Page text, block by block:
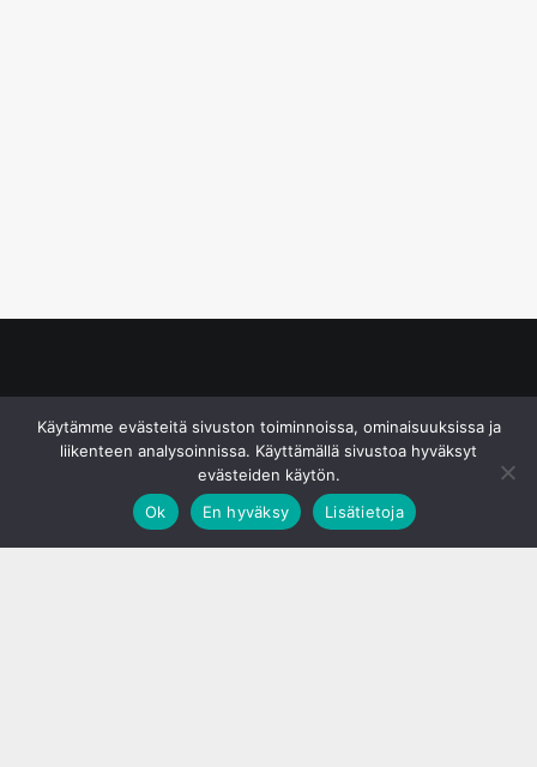
Käytämme evästeitä sivuston toiminnoissa, ominaisuuksissa ja
liikenteen analysoinnissa. Käyttämällä sivustoa hyväksyt
evästeiden käytön.
Ok
En hyväksy Lisätietoja